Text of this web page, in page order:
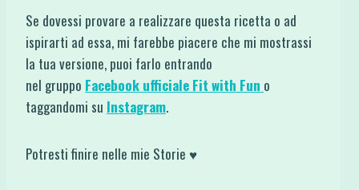
Se dovessi provare a realizzare questa ricetta o ad
ispirarti ad essa, mi farebbe piacere che mi mostrassi
la tua versione, puoi farlo entrando
nel gruppo Facebook ufficiale Fit with Fun o
taggandomi su Instagram.
Potresti finire nelle mie Storie ♥